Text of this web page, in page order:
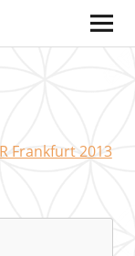
Frankfurt 2013